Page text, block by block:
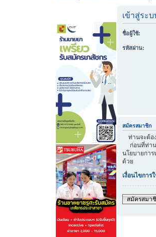
เข้าสู่ระบ
ชื่อผู้ใช้:
รหัสผ่าน:
สมัครสมาชิก
ท่านจะต้อ
ก่อนที่ท่าน
นโยบายกา
ด้วย
เงื่อนไขการ
สมัครสมา